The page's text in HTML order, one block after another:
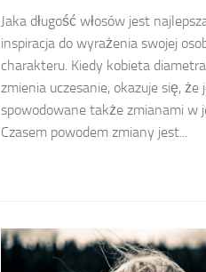
Jaka długość włosów jest
inspiracja do wyrażenia swojej
charakteru. Kiedy kobieta
zmienia uczesanie, okazuje się, że
spowodowane także zmianami w
Czasem powodem zmiany jest...